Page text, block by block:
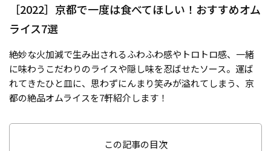
［2022］京都で一度は食べてほしい！おすすめオム
ライス7選
絶妙な火加減で生み出されるふわふわ感やトロトロ感、一緒
に味わうこだわりのライスや隠し味を忍ばせたソース。運ば
れてきたひと皿に、思わずにんまり笑みが溢れてしまう、京
都の絶品オムライスを7軒紹介します！
この記事の目次